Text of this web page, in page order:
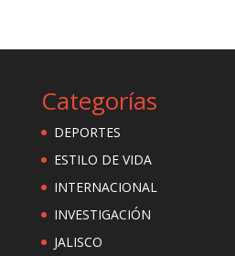
Categorías
DEPORTES
ESTILO DE VIDA
INTERNACIONAL
INVESTIGACIÓN
JALISCO